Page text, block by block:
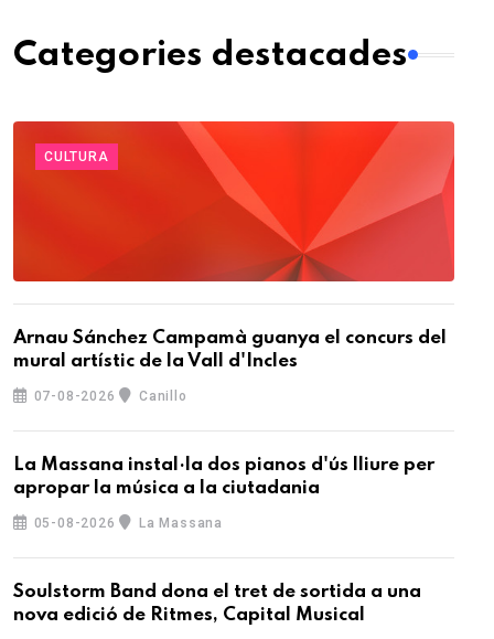
Categories destacades
CULTURA
Arnau Sánchez Campamà guanya el concurs del
mural artístic de la Vall d'Incles
07-08-2026 Canillo
La Massana instal·la dos pianos d'ús lliure per
apropar la música a la ciutadania
05-08-2026 La Massana
Soulstorm Band dona el tret de sortida a una
nova edició de Ritmes, Capital Musical